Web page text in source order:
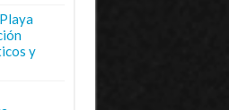
y